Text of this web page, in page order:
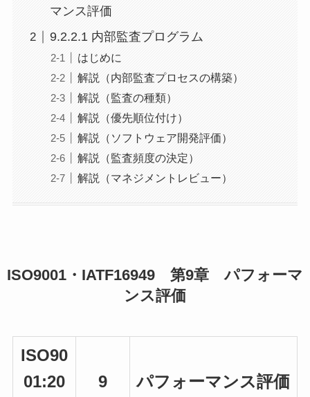
マンス評価
9.2.2.1 内部監査プログラム
はじめに
解説（内部監査プロセスの構築）
解説（監査の種類）
解説（優先順位付け）
解説（ソフトウェア開発評価）
解説（監査頻度の決定）
解説（マネジメントレビュー）
ISO9001・IATF16949 第9章 パフォーマ
ンス評価
ISO90
01:20
9 パフォーマンス評価